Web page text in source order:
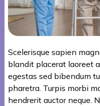
Scelerisque sapien
blandit placerat laoreet
egestas sed bibendum
pharetra. Turpis morbi
hendrerit auctor neque.